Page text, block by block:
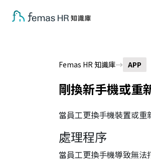
Femas HR 知識庫 APP
剛換新手機或重
當員工更換手機裝置或重
處理程序
當員工更換手機導致無法